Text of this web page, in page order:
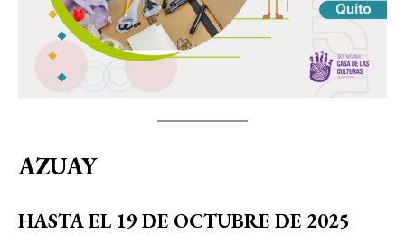
AZUAY
HASTA EL 19 DE OCTUBRE DE 2025